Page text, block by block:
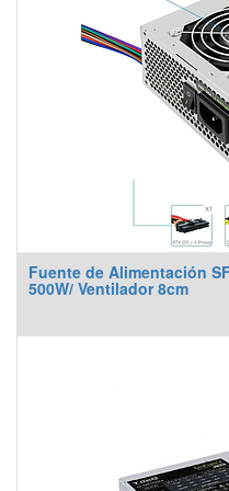
Fuente de Alimentación
500W/ Ventilador 8cm